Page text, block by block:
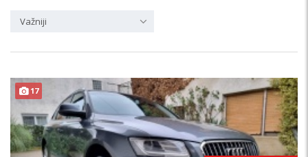
Važniji
17